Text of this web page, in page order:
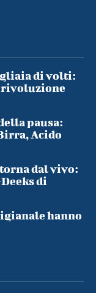
di volti:
rivoluzione
pausa:
Acido
dal vivo:
di
hanno